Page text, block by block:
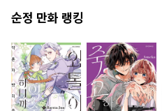
순정 만화 랭킹